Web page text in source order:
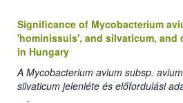
Significance of Mycobacterium
'hominissuis', and silvaticum, and
in Hungary
A Mycobacterium avium subsp.
silvaticum jelenléte és előfordulási